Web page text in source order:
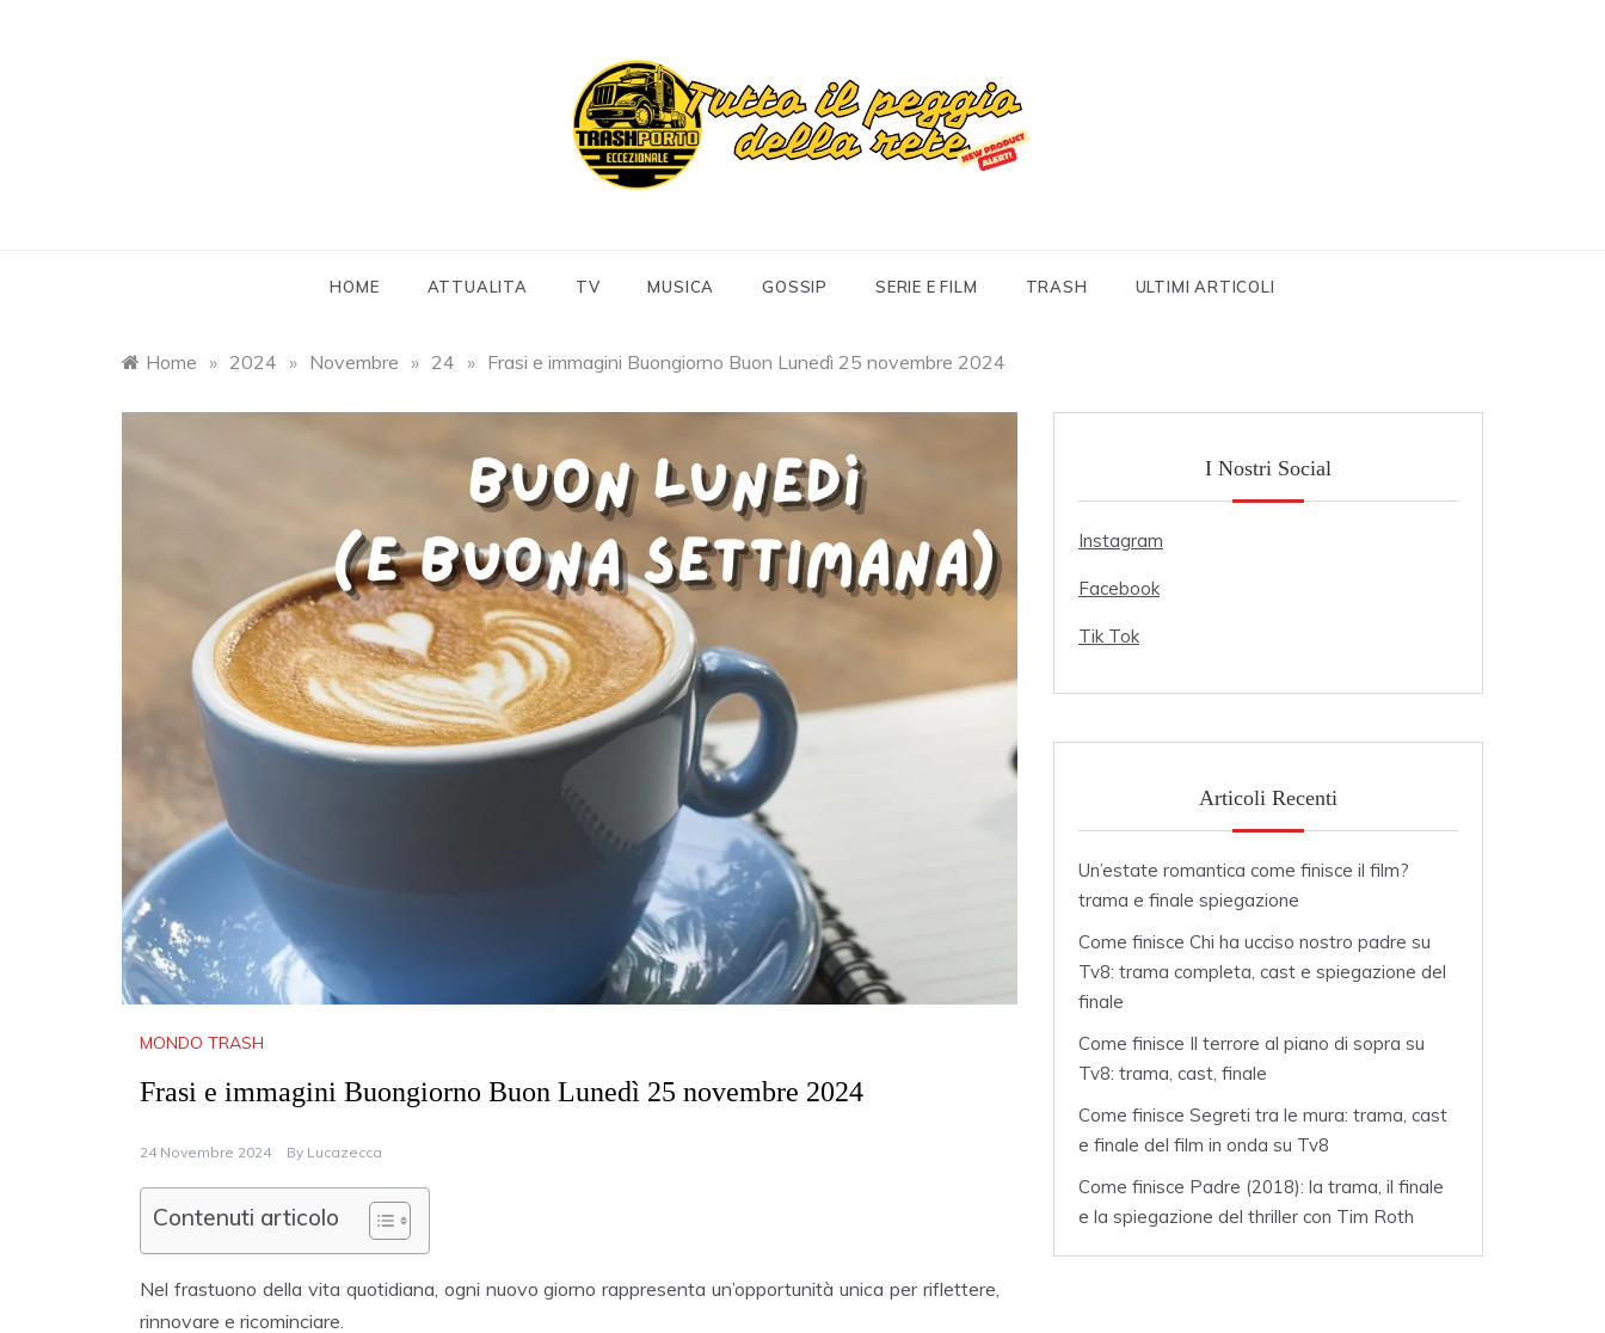
HOME ATTUALITA TV MUSICA GOSSIP SERIE E FILM TRASH ULTIMI ARTICOLI
Home » 2024 » Novembre » 24 » Frasi e immagini Buongiorno Buon Lunedì 25 novembre 2024
MONDO TRASH
Frasi e immagini Buongiorno Buon Lunedì 25 novembre 2024
24 Novembre 2024 By Lucazecca
Contenuti articolo
Nel frastuono della vita quotidiana, ogni nuovo giorno rappresenta un’opportunità unica per riflettere,
rinnovare e ricominciare.
I Nostri Social
Instagram
Facebook
Tik Tok
Articoli Recenti
Un’estate romantica come finisce il film?
trama e finale spiegazione
Come finisce Chi ha ucciso nostro padre su
Tv8: trama completa, cast e spiegazione del
finale
Come finisce Il terrore al piano di sopra su
Tv8: trama, cast, finale
Come finisce Segreti tra le mura: trama, cast
e finale del film in onda su Tv8
Come finisce Padre (2018): la trama, il finale
e la spiegazione del thriller con Tim Roth